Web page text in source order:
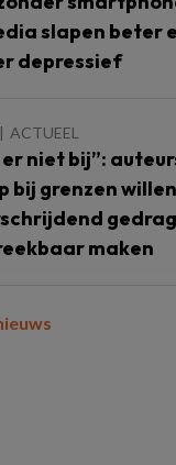
slapen beter
depressief
ACTUEEL
niet bij”:
bij grenzen willen
maken